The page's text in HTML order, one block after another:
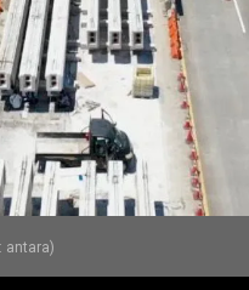
antara)